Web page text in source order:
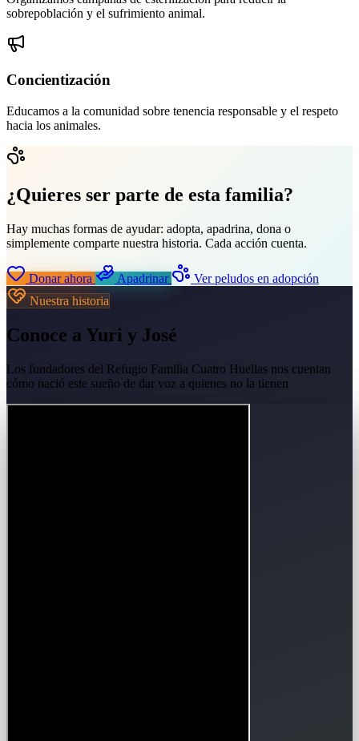
sobrepoblación y el sufrimiento animal.
Concientización
Educamos a la comunidad sobre tenencia responsable y el respeto
hacia los animales.
¿Quieres ser parte de esta familia?
Hay muchas formas de ayudar: adopta, apadrina, dona o
simplemente comparte nuestra historia. Cada acción cuenta.
Donar ahora Apadrinar
Ver peludos en adopción
Nuestra historia
Conoce a Yuri y José
Los fundadores del Refugio Familia Cuatro Huellas nos cuentan
cómo nació este sueño de dar voz a quienes no la tienen